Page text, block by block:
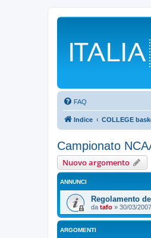
FAQ
Indice COLLEGE
Campionato
Nuovo argomento
ANNUNCI
Regolamento
da tafo » 30/03/
ARGOMENTI